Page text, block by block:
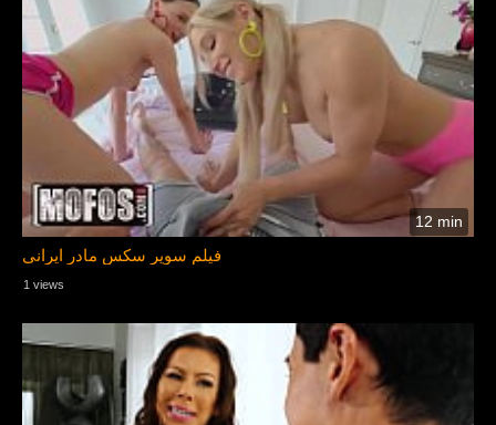
12 min
فیلم سوپر سکس مادر ایرانی
1 views